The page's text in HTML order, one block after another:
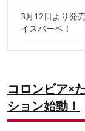
ツキャノンア
ツキャノンア
3月12日より発
イスバーベ！
コロンビア×
ション始動！